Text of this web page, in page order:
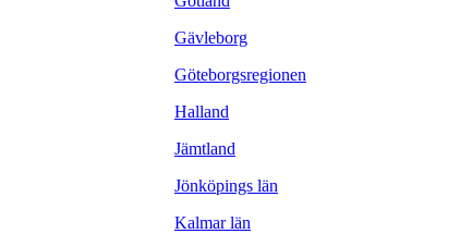
Gävleborg
Göteborgsregionen
Halland
Jämtland
Jönköpings län
Kalmar län